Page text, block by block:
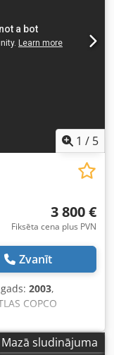
1 / 5
3 800 €
Fiksēta cena plus PVN
Zvanīt
2003,
COPCO
pārveidotāju
dati: Cedpfx
jauda: 18,5
Mazā sludinājuma